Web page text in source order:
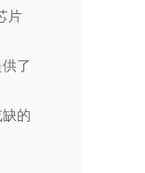
片
了
的